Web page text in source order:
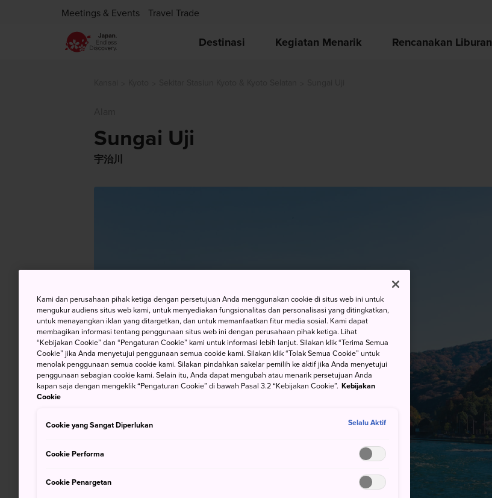
Meetings & Events Travel Trade
Destinasi Kegiatan Menarik Rencanakan Liburan
Sungai Uji
宇治川
Kami dan perusahaan pihak ketiga dengan persetujuan Anda menggunakan cookie di situs web ini untuk
mengukur audiens situs web kami, untuk menyediakan fungsionalitas dan personalisasi yang ditingkatkan,
untuk menayangkan iklan yang ditargetkan, dan untuk memanfaatkan fitur media sosial. Kami dapat
membagikan informasi tentang penggunaan situs web ini dengan perusahaan pihak ketiga. Lihat
“Kebijakan Cookie” dan “Pengaturan Cookie” kami untuk informasi lebih lanjut. Silakan klik “Terima Semua
Cookie” jika Anda menyetujui penggunaan semua cookie kami. Silakan klik “Tolak Semua Cookie” untuk
menolak penggunaan semua cookie kami. Silakan pindahkan sakelar pemilih ke aktif jika Anda menyetujui
penggunaan sebagian cookie kami. Selain itu, Anda dapat mengubah atau menarik persetujuan Anda
kapan saja dengan mengeklik “Pengaturan Cookie” di bawah Pasal 3.2 “Kebijakan Cookie”. Kebijakan
Cookie
Cookie yang Sangat Diperlukan Selalu Aktif
Cookie Performa
Cookie Penargetan